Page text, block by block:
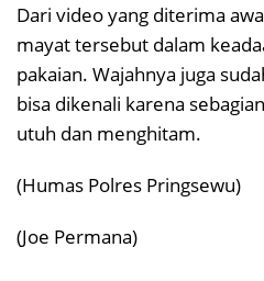
Dari video yang diterima
mayat tersebut dalam
pakaian. Wajahnya juga
bisa dikenali karena
utuh dan menghitam.
(Humas Polres Pringsewu)
(Joe Permana)